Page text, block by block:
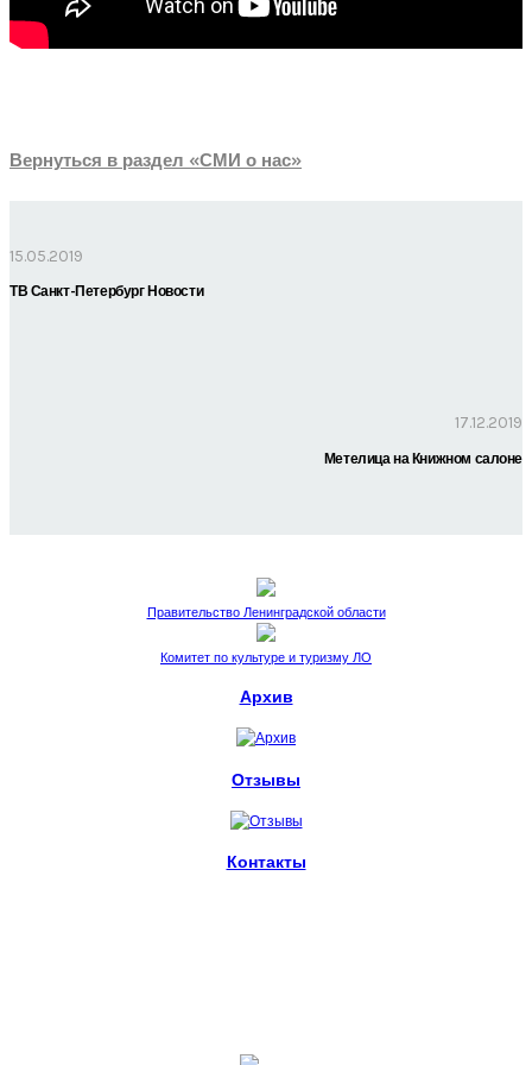
Вернуться в раздел «СМИ о нас»
15.05.2019
ТВ Санкт-Петербург Новости
17.12.2019
Метелица на Книжном салоне
Правительство Ленинградской области
Комитет по культуре и туризму ЛО
Архив
Отзывы
Контакты